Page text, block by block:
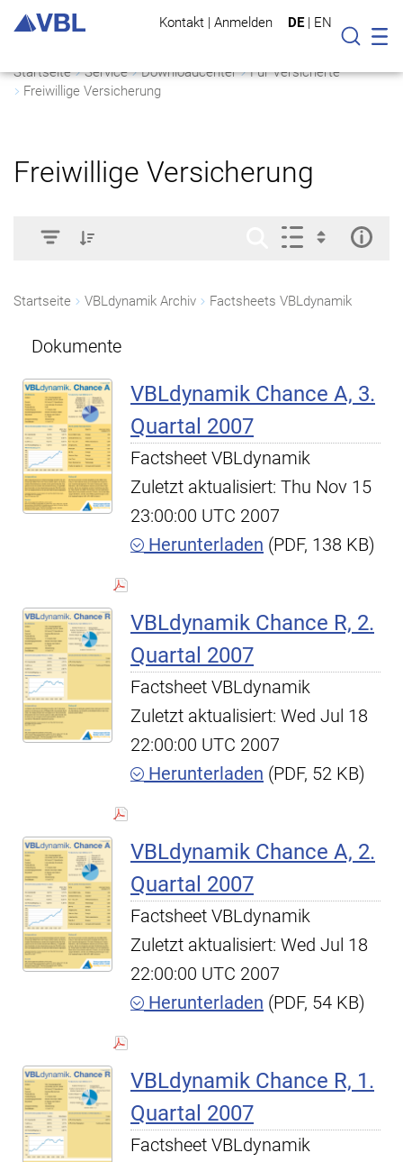
Kontakt | Anmelden DE | EN
Suche
Startseite Service Downloadcenter
Für Versicherte
Freiwillige Versicherung
Freiwillige Versicherung
Startseite VBLdynamik Archiv Factsheets VBLdynamik
Dokumente
VBLdynamik Chance A, 3.
Quartal 2007
Factsheet VBLdynamik
Zuletzt aktualisiert: Thu Nov 15
23:00:00 UTC 2007
Herunterladen (PDF, 138 KB)
VBLdynamik Chance R, 2.
Quartal 2007
Factsheet VBLdynamik
Zuletzt aktualisiert: Wed Jul 18
22:00:00 UTC 2007
Herunterladen (PDF, 52 KB)
VBLdynamik Chance A, 2.
Quartal 2007
Factsheet VBLdynamik
Zuletzt aktualisiert: Wed Jul 18
22:00:00 UTC 2007
Herunterladen (PDF, 54 KB)
VBLdynamik Chance R, 1.
Quartal 2007
Factsheet VBLdynamik